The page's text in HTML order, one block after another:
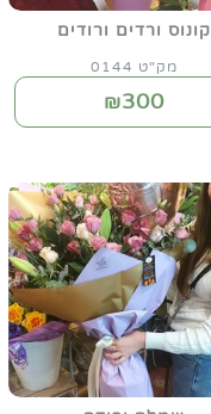
קונוס ורדים ורודים
מק"ט 0144
₪300